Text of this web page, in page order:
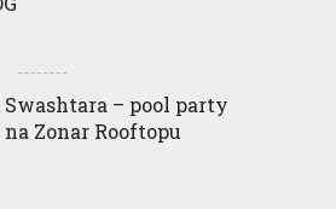
Swashtara – pool party
na Zonar Rooftopu